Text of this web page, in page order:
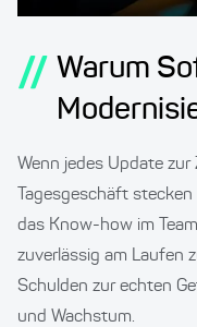
// Warum
Wenn jedes Update
Tagesgeschäft
das Know-how im
zuverlässig am Laufen
Schulden zur echten
und Wachstum.